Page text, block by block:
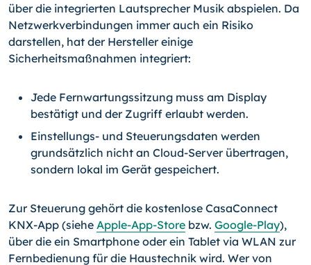
über die integrierten Lautsprecher Musik abspielen. Da
Netzwerkverbindungen immer auch ein Risiko
darstellen, hat der Hersteller einige
Sicherheitsmaßnahmen integriert:
Jede Fernwartungssitzung muss am Display
bestätigt und der Zugriff erlaubt werden.
Einstellungs- und Steuerungsdaten werden
grundsätzlich nicht an Cloud-Server übertragen,
sondern lokal im Gerät gespeichert.
Zur Steuerung gehört die kostenlose CasaConnect
KNX-App (siehe Apple-App-Store bzw. Google-Play),
über die ein Smartphone oder ein Tablet via WLAN zur
Fernbedienung für die Haustechnik wird. Wer von